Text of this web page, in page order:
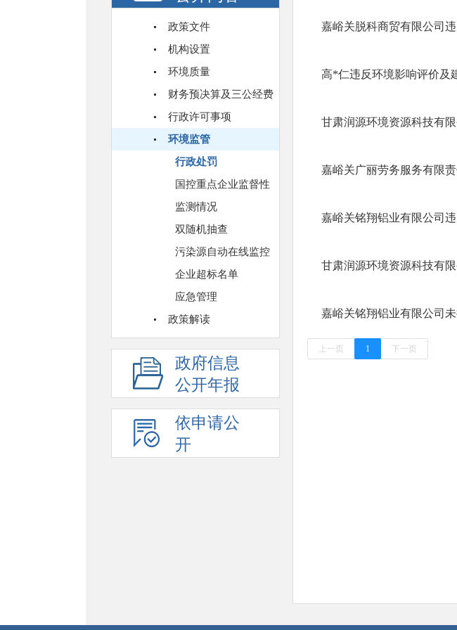
政策文件
机构设置
环境质量
财务预决算及三公经费
行政许可事项
环境监管
行政处罚
国控重点企业监督性
监测情况
双随机抽查
污染源自动在线监控
企业超标名单
应急管理
政策解读
政府信息
公开年报
依申请公
开
上一页 1 下一页